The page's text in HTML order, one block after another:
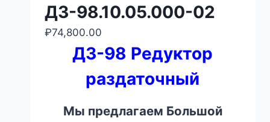
ДЗ-98.10.05.000-02
₽74,800.00
ДЗ-98 Редуктор
раздаточный
Мы предлагаем Большой